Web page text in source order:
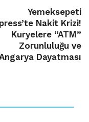
Yemeksepeti
Nakit Krizi!
Kuryelere “ATM”
Zorunluluğu ve
Dayatması